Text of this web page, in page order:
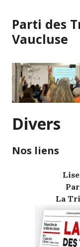
to
content
Parti des
Vaucluse
Divers
Nos liens
La